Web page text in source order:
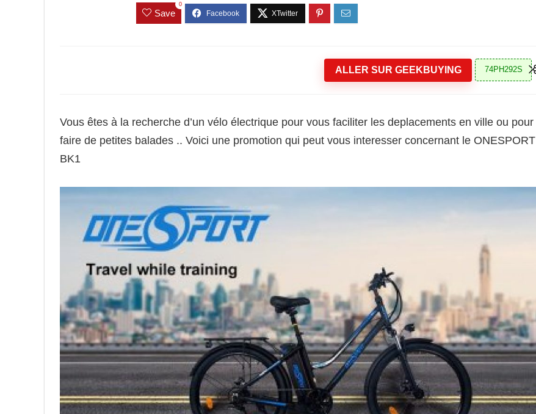
Save
0
ALLER SUR GEEKBUYING 74PH292S
Vous êtes à la recherche d’un vélo électrique pour vous faciliter les deplacements en ville ou pour
faire de petites balades .. Voici une promotion qui peut vous interesser concernant le ONESPORT
BK1